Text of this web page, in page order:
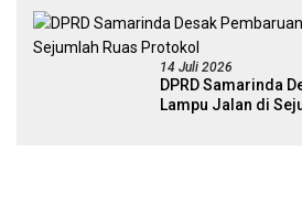
14 Juli 2026
DPRD Samarinda
Lampu Jalan di